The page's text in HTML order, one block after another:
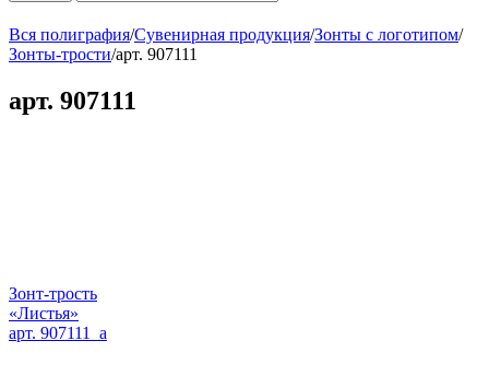
Вся полиграфия/Сувенирная продукция/Зонты с логотипом/
Зонты-трости/арт. 907111
арт. 907111
Зонт-трость
«Листья»
арт. 907111_a